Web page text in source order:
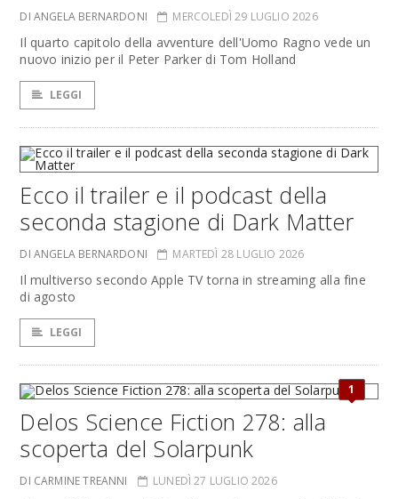
DI ANGELA BERNARDONI MERCOLEDÌ 29 LUGLIO 2026
Il quarto capitolo della avventure dell'Uomo Ragno vede un
nuovo inizio per il Peter Parker di Tom Holland
LEGGI
Ecco il trailer e il podcast della
seconda stagione di Dark Matter
DI ANGELA BERNARDONI MARTEDÌ 28 LUGLIO 2026
Il multiverso secondo Apple TV torna in streaming alla fine
di agosto
LEGGI
1
Delos Science Fiction 278: alla
scoperta del Solarpunk
DI CARMINE TREANNI LUNEDÌ 27 LUGLIO 2026